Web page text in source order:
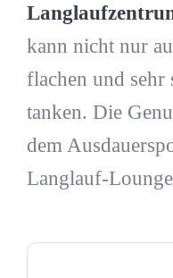
kann nicht nur
flachen und
tanken. Die
dem
Langlauf-